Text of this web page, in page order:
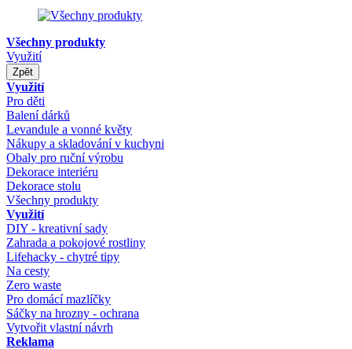
Všechny produkty
Využití
Zpět
Využití
Pro děti
Balení dárků
Levandule a vonné květy
Nákupy a skladování v kuchyni
Obaly pro ruční výrobu
Dekorace interiéru
Dekorace stolu
Všechny produkty
Využití
DIY - kreativní sady
Zahrada a pokojové rostliny
Lifehacky - chytré tipy
Na cesty
Zero waste
Pro domácí mazlíčky
Sáčky na hrozny - ochrana
Vytvořit vlastní návrh
Reklama